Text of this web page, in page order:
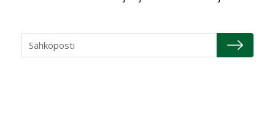
Refair
NIMITYKSET